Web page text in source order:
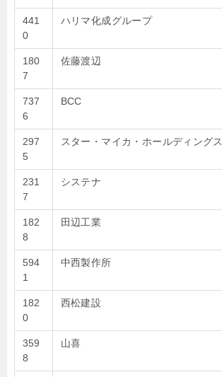
441
0
ハリマ化成グループ
180
7
佐藤渡辺
737
6
BCC
297
5
スター・マイカ・ホールディングス
231
7
システナ
182
8
田辺工業
594
1
中西製作所
182
0
西松建設
359
8
山喜